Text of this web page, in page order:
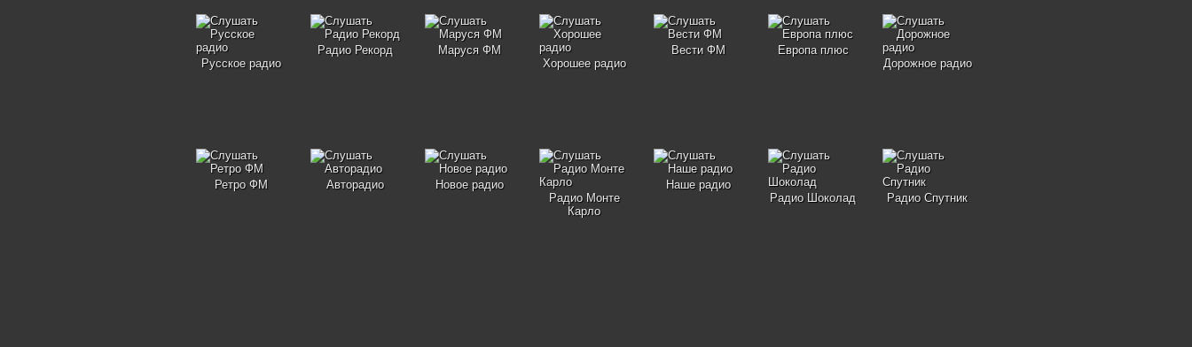
Русское радио
Радио Рекорд
Маруся ФМ
Хорошее радио
Вести ФМ
Европа плюс
Дорожное радио
Ретро ФМ Авторадио
Новое радио
Радио Монте
Карло
Наше радио
Радио Шоколад
Радио Спутник